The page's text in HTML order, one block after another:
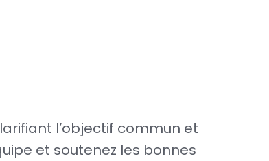
l’objectif commun et
et soutenez les bonnes